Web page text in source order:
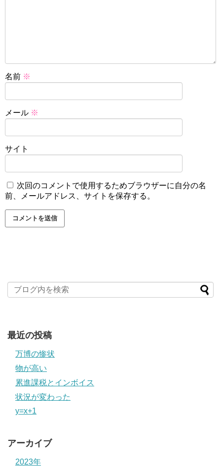
名前 ※
メール ※
サイト
次回のコメントで使用するためブラウザーに自分の名
前、メールアドレス、サイトを保存する。
最近の投稿
万博の惨状
物が高い
累進課税とインボイス
状況が変わった
y=x+1
アーカイブ
2023年